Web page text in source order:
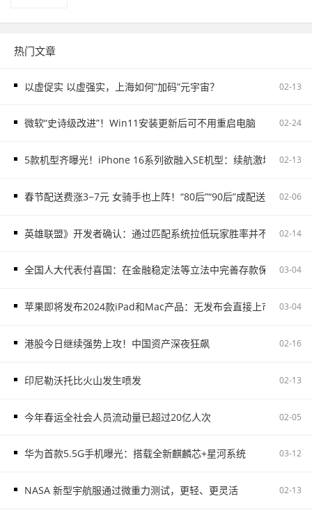
热门文章
以虚促实 以虚强实，上海如何“加码”元宇宙？ 02-13
微软“史诗级改进”！Win11安装更新后可不用重启电脑 02-24
5款机型齐曝光！iPhone 16系列欲融入SE机型：续航激增、8G内
02-13
春节配送费涨3−7元 女骑手也上阵！“80后”“90后”成配送主力02-06
英雄联盟》开发者确认：通过匹配系统拉低玩家胜率并不存在02-14
全国人大代表付喜国：在金融稳定法等立法中完善存款保险制度
03-04
苹果即将发布2024款iPad和Mac产品：无发布会直接上市 03-04
港股今日继续强势上攻！中国资产深夜狂飙 02-16
印尼勒沃托比火山发生喷发 02-13
今年春运全社会人员流动量已超过20亿人次 02-05
华为首款5.5G手机曝光：搭载全新麒麟芯+星河系统 03-12
NASA 新型宇航服通过微重力测试，更轻、更灵活 02-13